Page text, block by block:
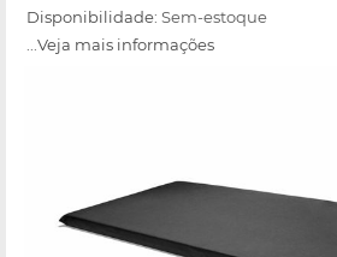
Disponibilidade: Sem-estoque
...Veja mais informações